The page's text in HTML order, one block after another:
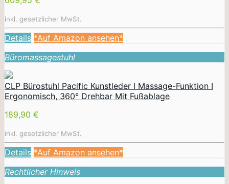
inkl. gesetzlicher MwSt.
Details *Auf Amazon ansehen*
Büromassagestuhl
CLP Bürostuhl Pacific Kunstleder I Massage-Funktion I
Ergonomisch, 360° Drehbar Mit Fußablage
189,90 €
inkl. gesetzlicher MwSt.
Details *Auf Amazon ansehen*
Rechtlicher Hinweis